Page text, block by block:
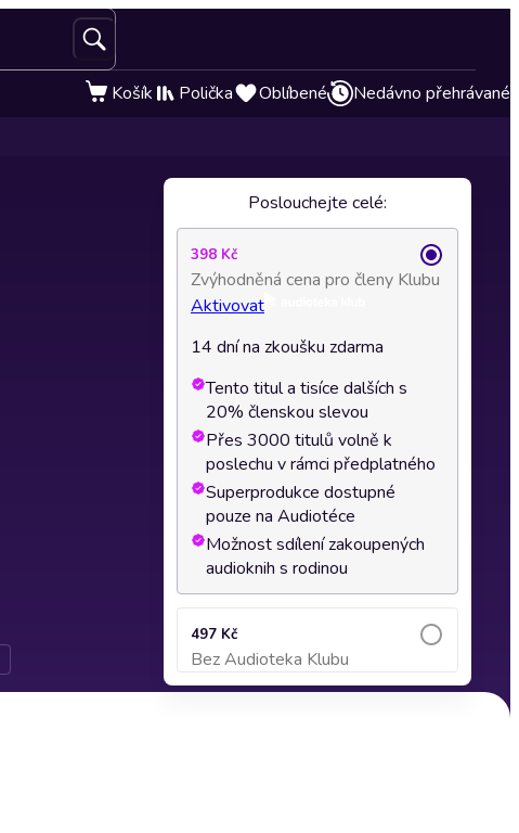
Košík Polička Oblíbené Nedávno přehrávané
Poslouchejte celé:
398 Kč
Zvýhodněná cena pro členy Klubu
Aktivovat
14 dní na zkoušku zdarma
Tento titul a tisíce dalších s
20% členskou slevou
Přes 3000 titulů volně k
poslechu v rámci předplatného
Superprodukce dostupné
pouze na Audiotéce
Možnost sdílení zakoupených
audioknih s rodinou
497 Kč
Bez Audioteka Klubu
Přidat do košíku